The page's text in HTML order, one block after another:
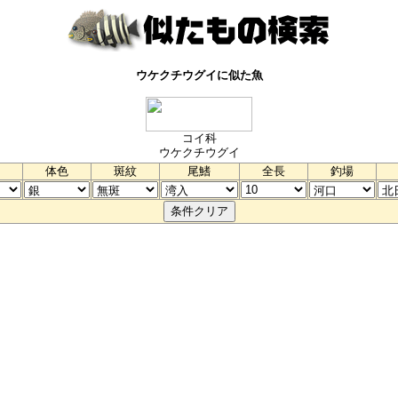
ウケクチウグイに似た魚
コイ科
ウケクチウグイ
体色
斑紋 尾鰭 全長 釣場